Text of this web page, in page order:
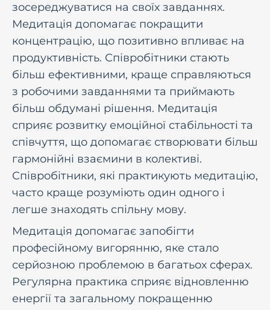
зосереджуватися на своїх завданнях.
Медитація допомагає покращити
концентрацію, що позитивно впливає на
продуктивність. Співробітники стають
більш ефективними, краще справляються
з робочими завданнями та приймають
більш обдумані рішення. Медитація
сприяє розвитку емоційної стабільності та
співчуття, що допомагає створювати більш
гармонійні взаємини в колективі.
Співробітники, які практикують медитацію,
часто краще розуміють один одного і
легше знаходять спільну мову.
Медитація допомагає запобігти
професійному вигорянню, яке стало
серйозною проблемою в багатьох сферах.
Регулярна практика сприяє відновленню
енергії та загальному покращенню